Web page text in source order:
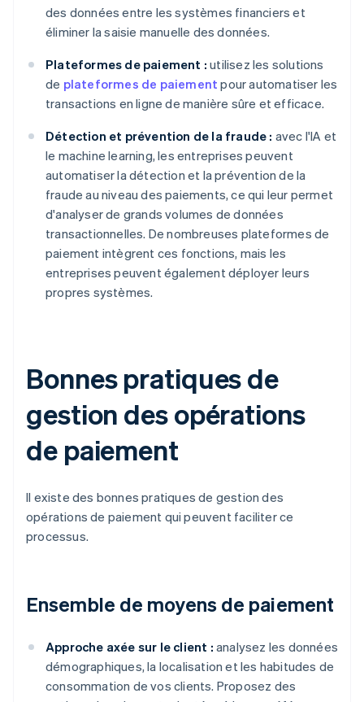
des données entre les systèmes financiers et
éliminer la saisie manuelle des données.
Plateformes de paiement : utilisez les solutions
de plateformes de paiement pour automatiser les
transactions en ligne de manière sûre et efficace.
Détection et prévention de la fraude : avec l'IA et
le machine learning, les entreprises peuvent
automatiser la détection et la prévention de la
fraude au niveau des paiements, ce qui leur permet
d'analyser de grands volumes de données
transactionnelles. De nombreuses plateformes de
paiement intègrent ces fonctions, mais les
entreprises peuvent également déployer leurs
propres systèmes.
Bonnes pratiques de
gestion des opérations
de paiement
Il existe des bonnes pratiques de gestion des
opérations de paiement qui peuvent faciliter ce
processus.
Ensemble de moyens de paiement
Approche axée sur le client : analysez les données
démographiques, la localisation et les habitudes de
consommation de vos clients. Proposez des